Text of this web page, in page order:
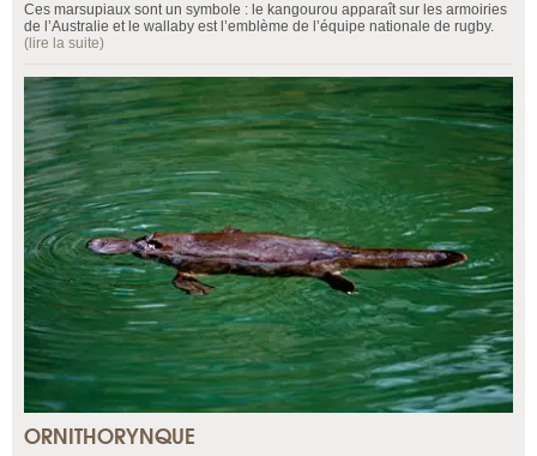
Ces marsupiaux sont un symbole : le kangourou apparaît sur les armoiries
de l’Australie et le wallaby est l’emblème de l’équipe nationale de rugby.
(lire la suite)
ORNITHORYNQUE